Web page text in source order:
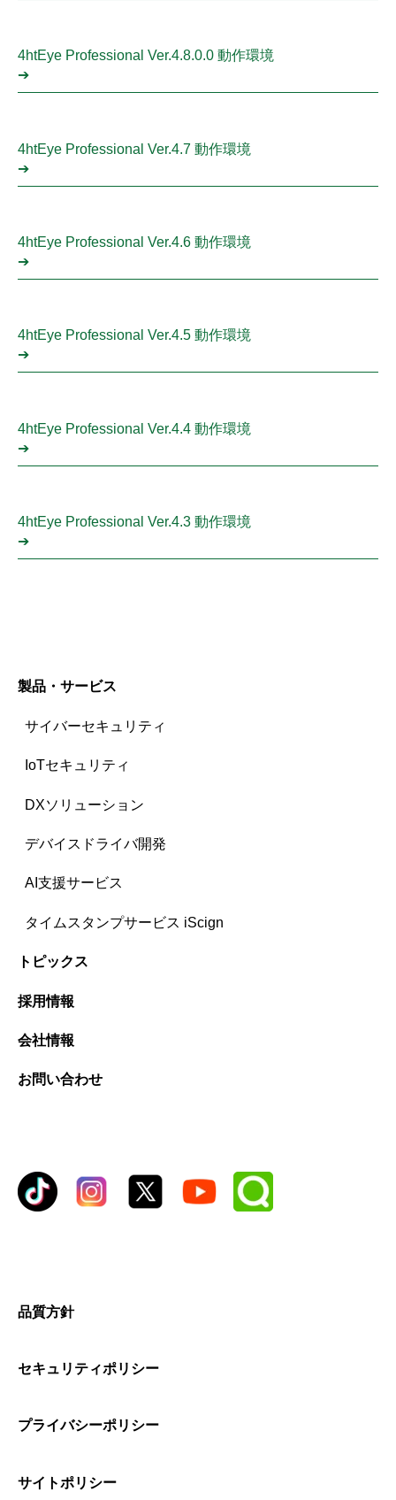
4htEye Professional Ver.4.8.0.0 動作環境
➔
4htEye Professional Ver.4.7 動作環境
➔
4htEye Professional Ver.4.6 動作環境
➔
4htEye Professional Ver.4.5 動作環境
➔
4htEye Professional Ver.4.4 動作環境
➔
4htEye Professional Ver.4.3 動作環境
➔
製品・サービス
サイバーセキュリティ
IoTセキュリティ
DXソリューション
デバイスドライバ開発
AI支援サービス
タイムスタンプサービス iScign
トピックス
採用情報
会社情報
お問い合わせ
品質方針
セキュリティポリシー
プライバシーポリシー
サイトポリシー